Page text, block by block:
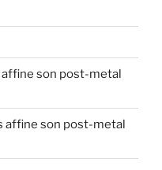
son post-metal
affine son post-metal